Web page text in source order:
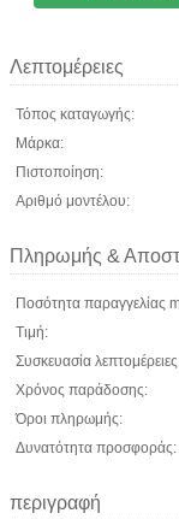
Λεπτομέρειες
Τόπος καταγωγής:
Μάρκα:
Πιστοποίηση:
Αριθμό μοντέλου:
Πληρωμής &
Ποσότητα παραγγελίας
Τιμή:
Συσκευασία
Χρόνος παράδοσης:
Όροι πληρωμής:
Δυνατότητα προσφοράς:
περιγραφή